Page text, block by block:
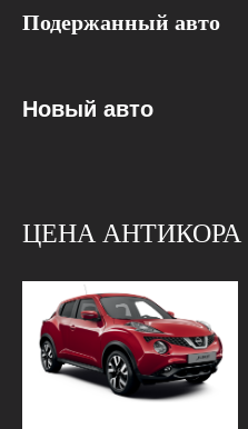
Подержанный авто
Новый авто
ЦЕНА АНТИКОРА